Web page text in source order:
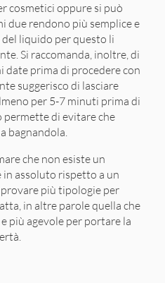
cosmetici oppure si può
due rendono più semplice e
liquido per questo li
Si raccomanda, inoltre, di
date prima di procedere con
suggerisco di lasciare
per 5-7 minuti prima di
permette di evitare che
bagnandola.
che non esiste un
assoluto rispetto a un
più tipologie per
in altre parole quella che
più agevole per portare la